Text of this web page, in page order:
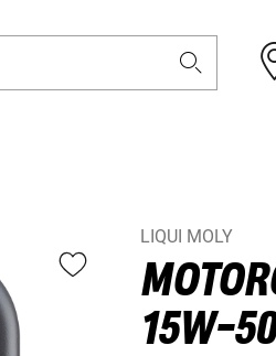
LIQUI MOLY
15W-50